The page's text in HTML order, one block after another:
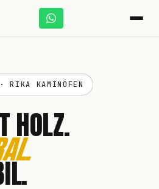
RIKA KAMINÖFEN
HOLZ.